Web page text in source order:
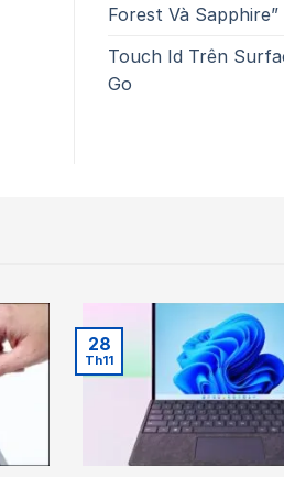
Forest Và Sapphire”
Touch Id Trên
Go
28
Th11